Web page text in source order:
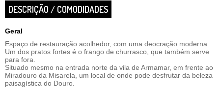
DESCRIÇÃO / COMODIDADES
Geral
Espaço de restauração acolhedor, com uma deocração moderna.
Um dos pratos fortes é o frango de churrasco, que também serve
para fora.
Situado mesmo na entrada norte da vila de Armamar, em frente ao
Miradouro da Misarela, um local de onde pode desfrutar da beleza
paisagística do Douro.